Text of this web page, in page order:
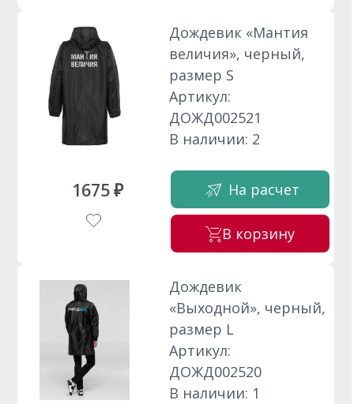
1675 ₽
Дождевик «Мантия
величия», черный,
размер S
Артикул:
ДОЖД002521
В наличии: 2
На расчет
В корзину
Дождевик
«Выходной», черный,
размер L
Артикул:
ДОЖД002520
В наличии: 1